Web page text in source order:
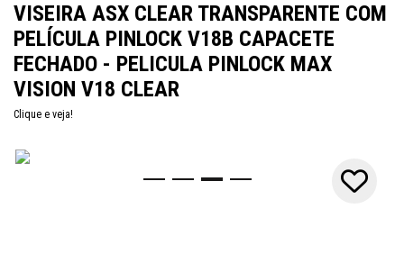
VISEIRA ASX CLEAR TRANSPARENTE COM
PELÍCULA PINLOCK V18B CAPACETE
FECHADO - PELICULA PINLOCK MAX
VISION V18 CLEAR
Clique e veja!
7x
8x
9x
10x